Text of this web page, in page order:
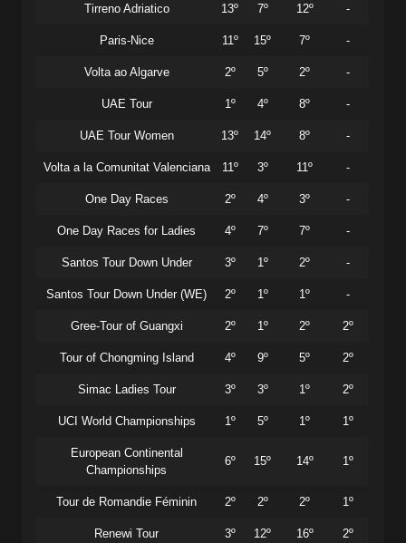
Tirreno Adriatico 13º 7º 12º -
Paris-Nice 11º 15º 7º -
Volta ao Algarve 2º 5º 2º -
UAE Tour 1º 4º 8º -
UAE Tour Women 13º 14º 8º -
Volta a la Comunitat Valenciana 11º 3º 11º -
One Day Races 2º 4º 3º -
One Day Races for Ladies 4º 7º 7º -
Santos Tour Down Under 3º 1º 2º -
Santos Tour Down Under (WE) 2º 1º 1º -
Gree-Tour of Guangxi 2º 1º 2º 2º
Tour of Chongming Island 4º 9º 5º 2º
Simac Ladies Tour 3º 3º 1º 2º
UCI World Championships 1º 5º 1º 1º
European Continental
Championships
6º 15º 14º 1º
Tour de Romandie Féminin 2º 2º 2º 1º
Renewi Tour 3º 12º 16º 2º